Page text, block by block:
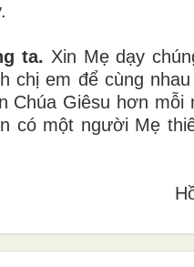
ta. Xin Mẹ dạy
chị em để cùng
Chúa Giêsu hơn mỗi
có một người Mẹ